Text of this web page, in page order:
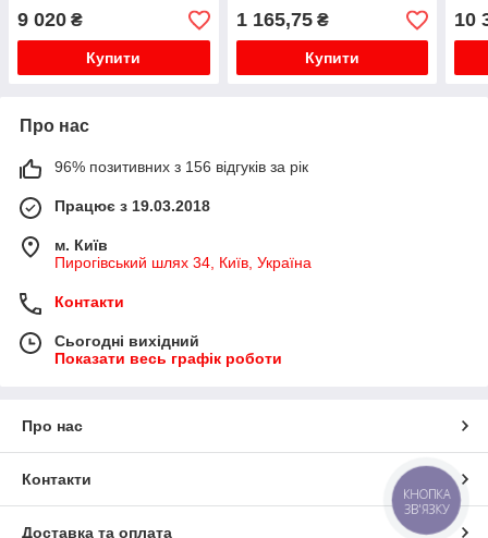
9 020 ₴
Купити
1 165,75₴
Купити
10
Про нас
96% позитивних з 156 відгуків за рік
Працює з 19.03.2018
м. Київ
Пирогівський шлях 34, Київ, Україна
Контакти
Сьогодні вихідний
Показати весь графік роботи
Про нас
Контакти
Доставка та оплата
КНОПКА
ЗВ'ЯЗКУ